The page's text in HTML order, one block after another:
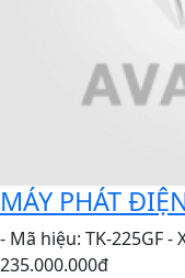
MÁY PHÁT
- Mã hiệu: TK-225GF
235.000.000đ